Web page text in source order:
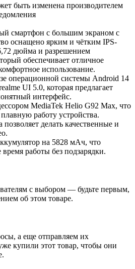
быть изменена производителем
смартфон с большим экраном с
оснащено ярким и чётким IPS-
дюйма и разрешением
обеспечивает отличное
использование.
операционной системы Android 14
UI 5.0, которая предлагает
интерфейс.
MediaTek Helio G92 Max, что
работу устройства.
делать качественные и
на 5828 мАч, что
работы без подзарядки.
с выбором — будьте первым,
об этом товаре.
а еще отправляем их
купили этот товар, чтобы они